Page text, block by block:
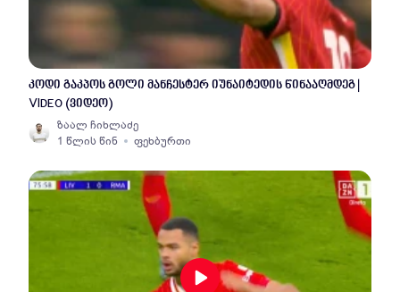
კოდი გაკპოს გოლი მანჩესტერ იუნაიტედის წინააღმდეგ |
VIDEO (ვიდეო)
ზაალ ჩიხლაძე
1 წლის წინ
ფეხბურთი